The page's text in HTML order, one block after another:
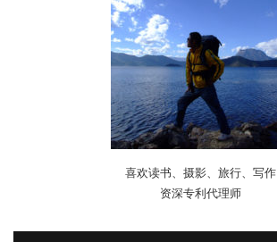
喜欢读书、摄影、旅行、写作
资深专利代理师